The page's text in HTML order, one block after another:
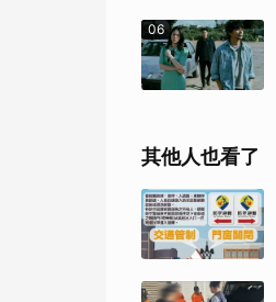
06
其他人也看了